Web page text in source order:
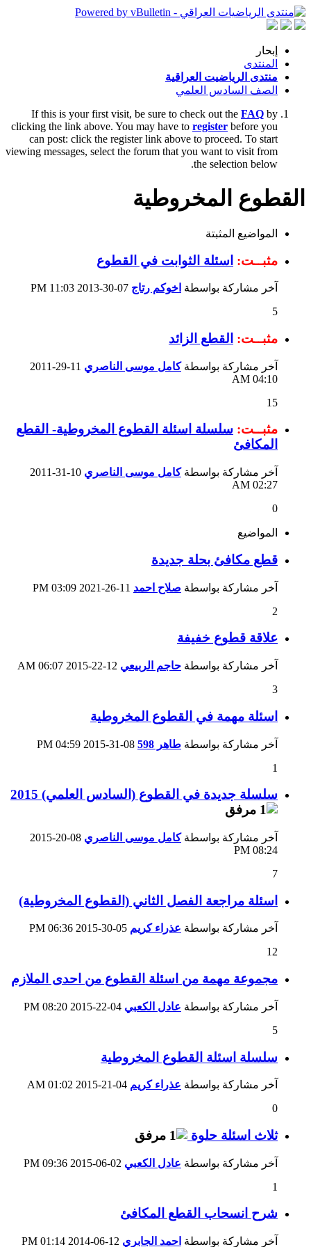
إبحار
المنتدى
منتدى الرياضيت العراقية
الصف السادس العلمي
If this is your first visit, be sure to check out the FAQ by
clicking the link above. You may have to register before you
can post: click the register link above to proceed. To start
viewing messages, select the forum that you want to visit from
the selection below.
القطوع المخروطية
المواضيع المثبتة
مثبــت: اسئلة الثوابت في القطوع
آخر مشاركة بواسطة اخوكم رتاج
11:03 PM
5
مثبــت: القطع الزائد
آخر مشاركة بواسطةكامل موسى الناصري
04:10 AM
15
مثبــت: سلسلة اسئلة القطوع المخروطية- القطع
المكافئ
آخر مشاركة بواسطةكامل موسى الناصري
02:27 AM
0
المواضيع
قطع مكافئ بحلة جديدة
آخر مشاركة بواسطة صلاح احمد
03:09 PM
2
علاقة قطوع خفيفة
آخر مشاركة بواسطة حاجم الربيعي
06:07 AM
3
اسئلة مهمة في القطوع المخروطية
آخر مشاركة بواسطة طاهر 598
04:59 PM
1
سلسلة جديدة في القطوع (السادس العلمي) 2015
آخر مشاركة بواسطةكامل موسى الناصري
08:24 PM
7
اسئلة مراجعة الفصل الثاني (القطوع المخروطية)
آخر مشاركة بواسطة عذراء كريم
06:36 PM
12
مجموعة مهمة من اسئلة القطوع من احدى الملازم
آخر مشاركة بواسطة عادل الكعبي
08:20 PM
5
سلسلة اسئلة القطوع المخروطية
آخر مشاركة بواسطة عذراء كريم
01:02 AM
0
ثلاث اسئلة حلوة
آخر مشاركة بواسطة عادل الكعبي
09:36 PM
1
شرح انسحاب القطع المكافئ
آخر مشاركة بواسطة احمد الجابري 01:14 PM